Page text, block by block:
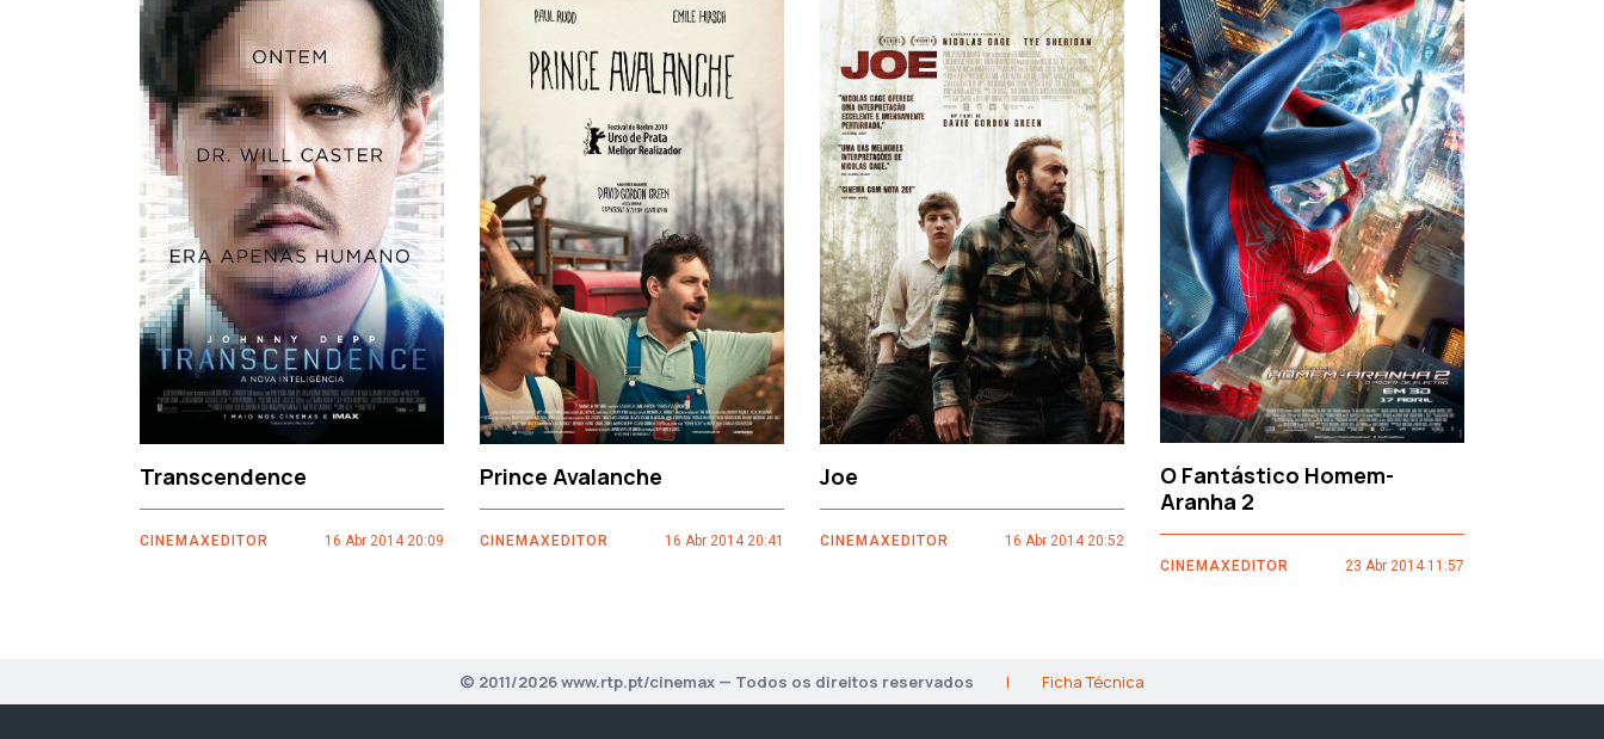
Transcendence
CINEMAXEDITOR 16 Abr 2014 20:09
Prince Avalanche
CINEMAXEDITOR 16 Abr 2014 20:41
Joe
CINEMAXEDITOR 16 Abr 2014 20:52
O Fantástico Homem-
Aranha 2
CINEMAXEDITOR 23 Abr 2014 11:57
‹ ›
© 2011/2026 www.rtp.pt/cinemax — Todos os direitos reservados | Ficha Técnica